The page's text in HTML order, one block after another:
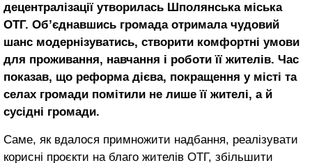
децентралізації утворилась Шполянська міська
ОТГ. Об’єднавшись громада отримала чудовий
шанс модернізуватись, створити комфортні умови
для проживання, навчання і роботи її жителів. Час
показав, що реформа дієва, покращення у місті та
селах громади помітили не лише її жителі, а й
сусідні громади.
Саме, як вдалося примножити надбання, реалізувати
корисні проєкти на благо жителів ОТГ, збільшити